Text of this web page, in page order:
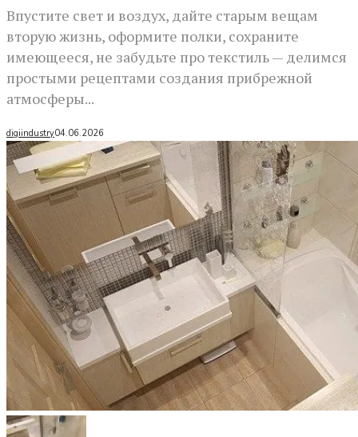
Впустите свет и воздух, дайте старым вещам
вторую жизнь, оформите полки, сохраните
имеющееся, не забудьте про текстиль — делимся
простыми рецептами создания прибрежной
атмосферы...
digiindustry04.06.2026